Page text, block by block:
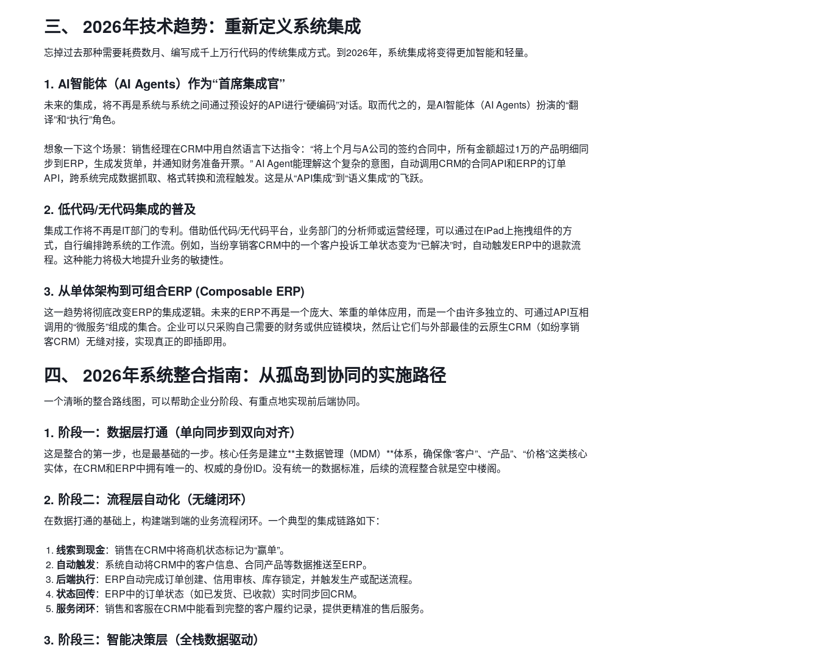
三、 2026年技术趋势：重新定义系统集成
忘掉过去那种需要耗费数月、编写成千上万行代码的传统集成方式。到2026年，系统集成将变得更加智能和轻量。
1. AI智能体（AI Agents）作为“首席集成官”
未来的集成，将不再是系统与系统之间通过预设好的API进行“硬编码”对话。取而代之的，是AI智能体（AI Agents）扮演的“翻
译”和“执行”角色。
想象一下这个场景：销售经理在CRM中用自然语言下达指令：“将上个月与A公司的签约合同中，所有金额超过1万的产品明细同
步到ERP，生成发货单，并通知财务准备开票。” AI Agent能理解这个复杂的意图，自动调用CRM的合同API和ERP的订单
API，跨系统完成数据抓取、格式转换和流程触发。这是从“API集成”到“语义集成”的飞跃。
2. 低代码/无代码集成的普及
集成工作将不再是IT部门的专利。借助低代码/无代码平台，业务部门的分析师或运营经理，可以通过在iPad上拖拽组件的方
式，自行编排跨系统的工作流。例如，当纷享销客CRM中的一个客户投诉工单状态变为“已解决”时，自动触发ERP中的退款流
程。这种能力将极大地提升业务的敏捷性。
3. 从单体架构到可组合ERP (Composable ERP)
这一趋势将彻底改变ERP的集成逻辑。未来的ERP不再是一个庞大、笨重的单体应用，而是一个由许多独立的、可通过API互相
调用的“微服务”组成的集合。企业可以只采购自己需要的财务或供应链模块，然后让它们与外部最佳的云原生CRM（如纷享销
客CRM）无缝对接，实现真正的即插即用。
四、 2026年系统整合指南：从孤岛到协同的实施路径
一个清晰的整合路线图，可以帮助企业分阶段、有重点地实现前后端协同。
1. 阶段一：数据层打通（单向同步到双向对齐）
这是整合的第一步，也是最基础的一步。核心任务是建立**主数据管理（MDM）**体系，确保像“客户”、“产品”、“价格”这类核心
实体，在CRM和ERP中拥有唯一的、权威的身份ID。没有统一的数据标准，后续的流程整合就是空中楼阁。
2. 阶段二：流程层自动化（无缝闭环）
在数据打通的基础上，构建端到端的业务流程闭环。一个典型的集成链路如下：
线索到现金：销售在CRM中将商机状态标记为“赢单”。
自动触发：系统自动将CRM中的客户信息、合同产品等数据推送至ERP。
后端执行：ERP自动完成订单创建、信用审核、库存锁定，并触发生产或配送流程。
状态回传：ERP中的订单状态（如已发货、已收款）实时同步回CRM。
服务闭环：销售和客服在CRM中能看到完整的客户履约记录，提供更精准的售后服务。
3. 阶段三：智能决策层（全栈数据驱动）